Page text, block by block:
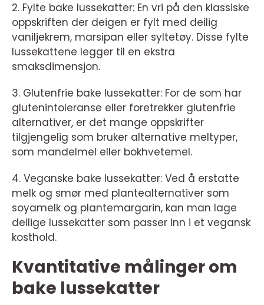
2. Fylte bake lussekatter: En vri på den klassiske
oppskriften der deigen er fylt med deilig
vaniljekrem, marsipan eller syltetøy. Disse fylte
lussekattene legger til en ekstra
smaksdimensjon.
3. Glutenfrie bake lussekatter: For de som har
glutenintoleranse eller foretrekker glutenfrie
alternativer, er det mange oppskrifter
tilgjengelig som bruker alternative meltyper,
som mandelmel eller bokhvetemel.
4. Veganske bake lussekatter: Ved å erstatte
melk og smør med plantealternativer som
soyamelk og plantemargarin, kan man lage
deilige lussekatter som passer inn i et vegansk
kosthold.
Kvantitative målinger om
bake lussekatter